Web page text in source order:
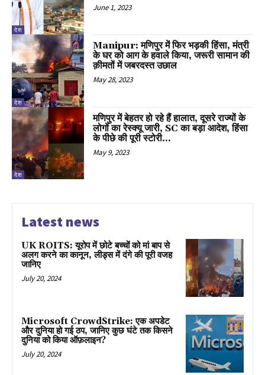
देश
June 1, 2023
देश
Manipur: मणिपुर में फिर भड़की हिंसा, मंत्री
के घर को आग के हवाले किया, जरूरी सामान की
क़ीमतों में जबरदस्त उछाल
May 28, 2023
देश
मणिपुर में बेहतर हो रहे हैं हालात, दूसरे राज्यों के
लोगों का रेस्क्यू जारी, SC का बड़ा आदेश, हिंसा
के पीछे की पूरी स्टोरी...
May 9, 2023
Latest news
UK ROITS: यूरोप में छोटे बच्चों को मां बाप से
अलग करने का कानून, लीड्स में दंगे की पूरी वजह
जानिए
July 20, 2024
Microsoft CrowdStrike: एक अपडेट
और दुनिया हो गई ठप, जानिए कुछ घंटे तक किसने
दुनिया को किया ऑफ़लाइन?
July 20, 2024